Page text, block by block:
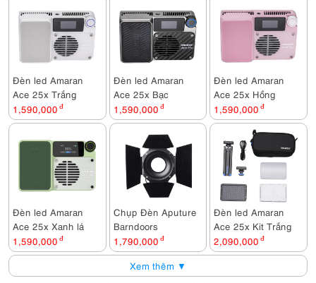
Đèn led Amaran
Ace 25x Trắng
1,590,000 đ
Đèn led Amaran
Ace 25x Bạc
1,590,000 đ
Đèn led Amaran
Ace 25x Hồng
1,590,000 đ
Đèn led Amaran
Ace 25x Xanh lá
1,590,000 đ
Chụp Đèn Aputure
Barndoors
1,790,000 đ
Đèn led Amaran
Ace 25x Kit Trắng
2,090,000 đ
Xem thêm ▼